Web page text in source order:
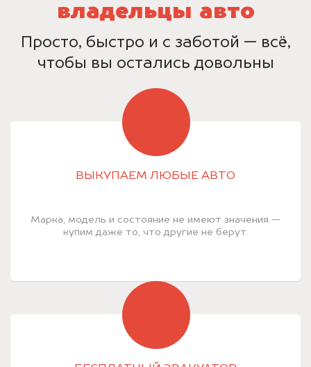
владельцы авто
Просто, быстро и с заботой — всё,
чтобы вы остались довольны
ВЫКУПАЕМ ЛЮБЫЕ АВТО
Марка, модель и состояние не имеют значения —
купим даже то, что другие не берут.